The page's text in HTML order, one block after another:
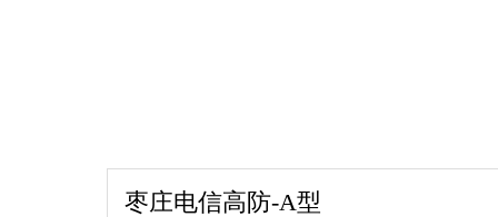
枣庄电信高防-A型